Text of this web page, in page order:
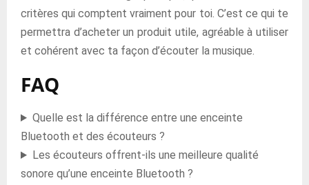
critères qui comptent vraiment pour toi. C’est ce qui te
permettra d’acheter un produit utile, agréable à utiliser
et cohérent avec ta façon d’écouter la musique.
FAQ
Quelle est la différence entre une enceinte
Bluetooth et des écouteurs ?
Les écouteurs offrent-ils une meilleure qualité
sonore qu’une enceinte Bluetooth ?